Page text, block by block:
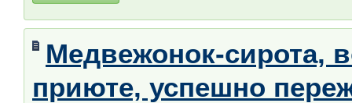
Медвежонок-сирота,
приюте, успешно